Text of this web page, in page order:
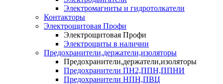
Электромагниты и гидротолкатели
Контакторы
Электрощитовая Профи
Электрощитовая Профи
Электрощиты в наличии
Предохранители,держатели,изоляторы
Предохранители,держатели,изоляторы
Предохранители ПН2,ППН,ППНИ
Предохранители НПН,ПВЦ